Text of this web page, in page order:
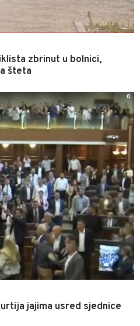
zbrinut u bolnici,
šteta
jajima usred sjednice
0